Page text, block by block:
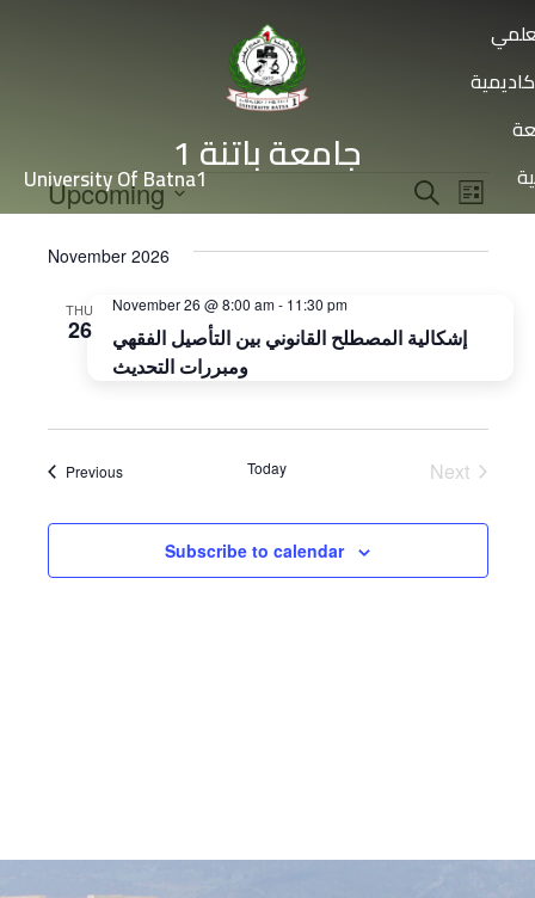
جامعة باتنة 1University Of Batna1 Events
Search
Views
SearchList
Upcoming
Select
date.
November 2026
THU
26
إشكالية المصطلح القانوني بين التأصيل الفقهي
ومبررات التحديث
November 26 @ 8:00 am- 11:30 pm
PreviousEvents Today NextEvents
Subscribe to calendar